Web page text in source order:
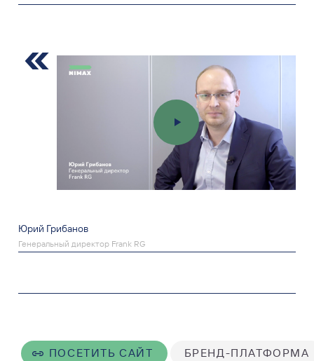
Юрий Грибанов
Генеральный директор Frank RG
ПОСЕТИТЬ САЙТ БРЕНД-ПЛАТФОРМА